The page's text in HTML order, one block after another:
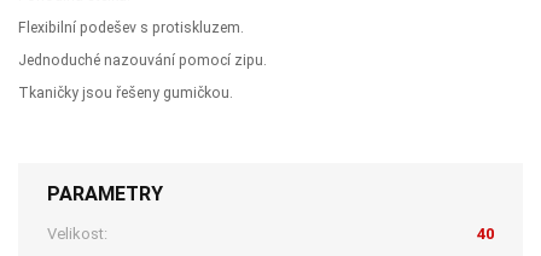
Flexibilní podešev s protiskluzem.
Jednoduché nazouvání pomocí zipu.
Tkaničky jsou řešeny gumičkou.
PARAMETRY
Velikost:
40